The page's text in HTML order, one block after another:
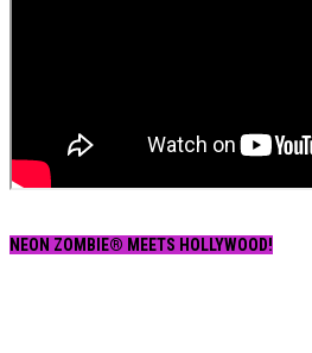
NEON ZOMBIE® MEETS HOLLYWOOD!